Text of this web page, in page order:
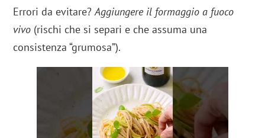
Errori da evitare?Aggiungere il formaggio a fuoco
vivo (rischi che si separi e che assuma una
consistenza “grumosa”).